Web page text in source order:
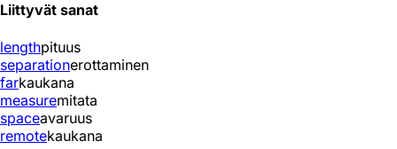
Liittyvät sanat
lengthpituus
separationerottaminen
farkaukana
measuremitata
spaceavaruus
remotekaukana